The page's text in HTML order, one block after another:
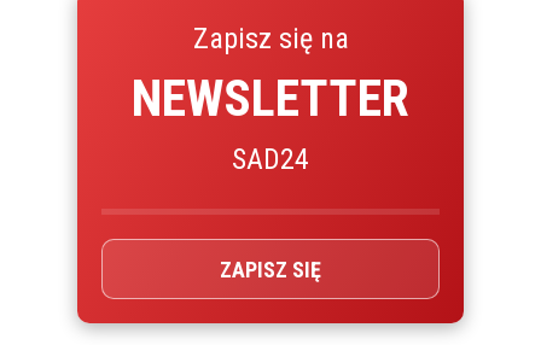
Zapisz się na
NEWSLETTER
SAD24
ZAPISZ SIĘ